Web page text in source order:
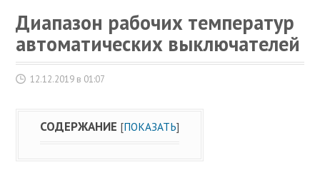
Диапазон рабочих температур
автоматических выключателей
12.12.2019 в 01:07
СОДЕРЖАНИЕ [ПОКАЗАТЬ]